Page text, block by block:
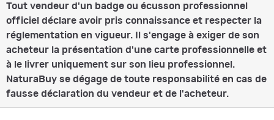
Tout vendeur d'un badge ou écusson professionnel
officiel déclare avoir pris connaissance et respecter la
réglementation en vigueur. Il s'engage à exiger de son
acheteur la présentation d'une carte professionnelle et
à le livrer uniquement sur son lieu professionnel.
NaturaBuy se dégage de toute responsabilité en cas de
fausse déclaration du vendeur et de l'acheteur.